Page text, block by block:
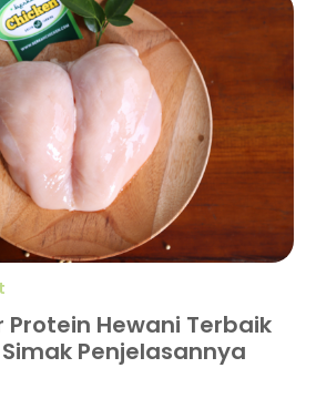
Hewani Terbaik
Simak Penjelasannya